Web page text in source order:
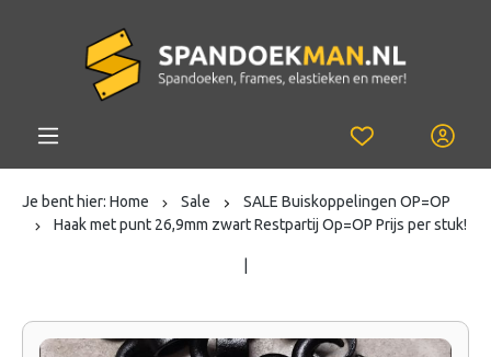
Je bent hier: Home Sale
SALE Buiskoppelingen OP=OP
Haak met punt 26,9mm zwart Restpartij Op=OP Prijs per stuk!